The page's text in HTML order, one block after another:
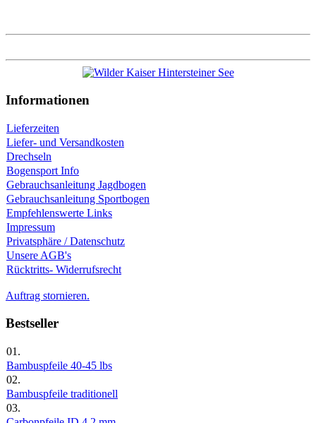
Informationen
Lieferzeiten
Liefer- und Versandkosten
Drechseln
Bogensport Info
Gebrauchsanleitung Jagdbogen
Gebrauchsanleitung Sportbogen
Empfehlenswerte Links
Impressum
Privatsphäre / Datenschutz
Unsere AGB's
Rücktritts- Widerrufsrecht
Auftrag stornieren.
Bestseller
01.
Bambuspfeile 40-45 lbs
02.
Bambuspfeile traditionell
03.